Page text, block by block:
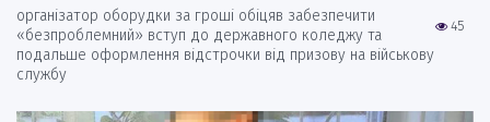
45
організатор оборудки за гроші обіцяв забезпечити
«безпроблемний» вступ до державного коледжу та
подальше оформлення відстрочки від призову на військову
службу